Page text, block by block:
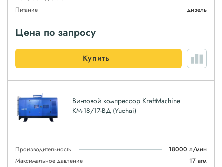
Питание
дизель
Цена по запросу
Купить
Винтовой компрессор KraftMachine
КМ-18/17-ВД (Yuchai)
Производительность
18000 л/мин
Максимальное давление
17 атм